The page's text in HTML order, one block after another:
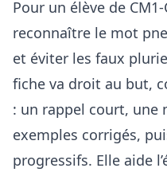
Pour un élève de
reconnaître le mot
et éviter les faux
fiche va droit au but,
: un rappel court, une
exemples corrigés,
progressifs. Elle aide